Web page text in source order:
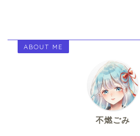
ABOUT ME
不燃ごみ